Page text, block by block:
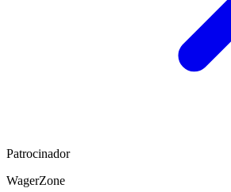
Patrocinador
WagerZone